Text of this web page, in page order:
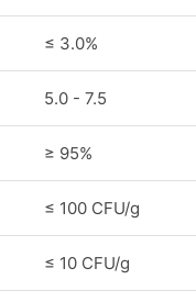
≤ 3.0%
5.0 - 7.5
≥ 95%
≤ 100 CFU/g
≤ 10 CFU/g